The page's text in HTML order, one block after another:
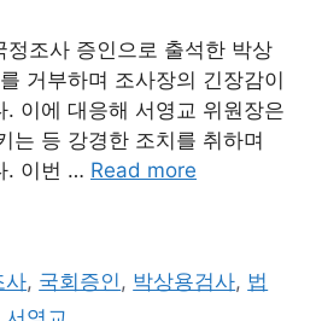
정조사 증인으로 출석한 박상
거부하며 조사장의 긴장감이
. 이에 대응해 서영교 위원장은
는 등 강경한 조치를 취하며
. 이번 … Read more
사, 국회증인, 박상용검사, 법